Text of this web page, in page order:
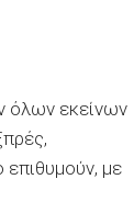
όλων εκείνων
επιθυμούν, με